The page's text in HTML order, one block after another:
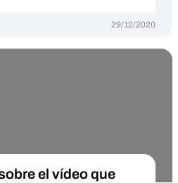
29/12/2020
el vídeo que